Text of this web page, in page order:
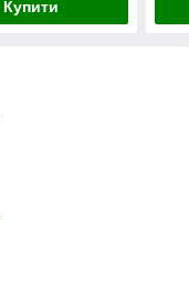
Купити